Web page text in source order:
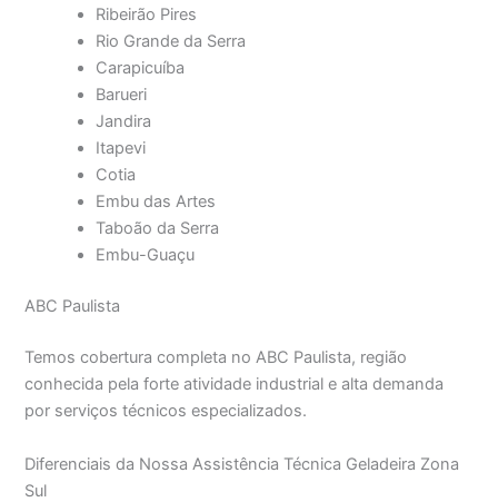
Ribeirão Pires
Rio Grande da Serra
Carapicuíba
Barueri
Jandira
Itapevi
Cotia
Embu das Artes
Taboão da Serra
Embu-Guaçu
ABC Paulista
Temos cobertura completa no ABC Paulista, região
conhecida pela forte atividade industrial e alta demanda
por serviços técnicos especializados.
Diferenciais da Nossa Assistência Técnica Geladeira Zona
Sul